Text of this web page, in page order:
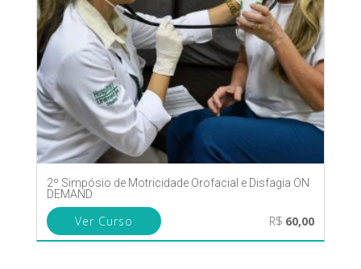
2º Simpósio de Motricidade Orofacial e Disfagia ON
DEMAND
R$ 60,00
Ver Curso